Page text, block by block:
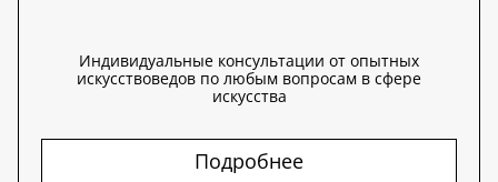
Индивидуальные консультации от опытных
искусствоведов по любым вопросам в сфере
искусства
Подробнее